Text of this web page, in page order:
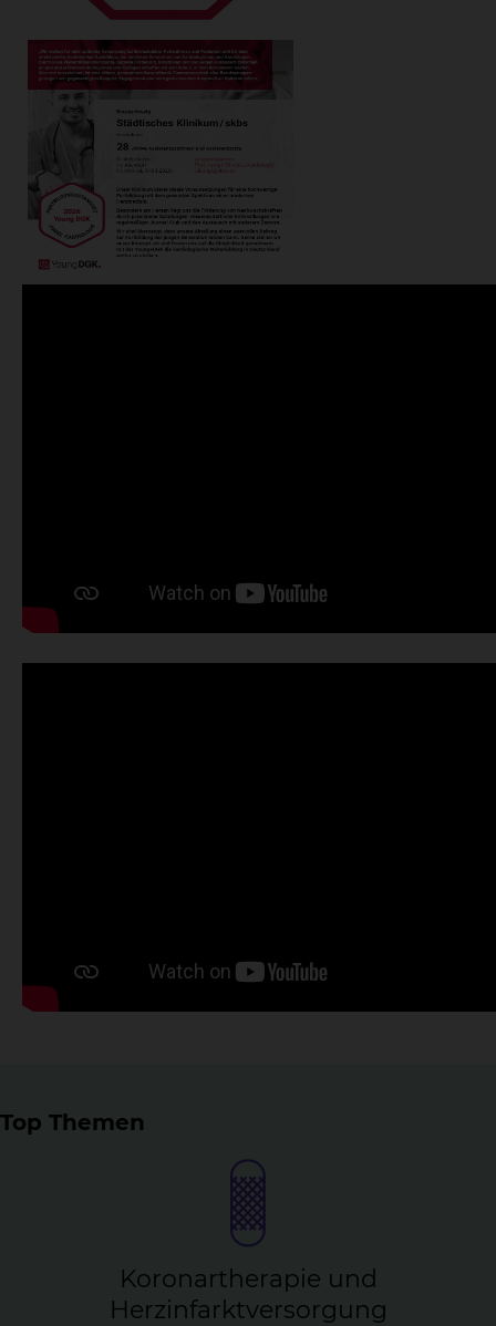
Top Themen
Ko­ron­arthe­ra­pie und
Herz­in­farkt­ver­sor­gung